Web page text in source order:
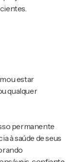
estar
qualquer
permanente
à saúde de seus